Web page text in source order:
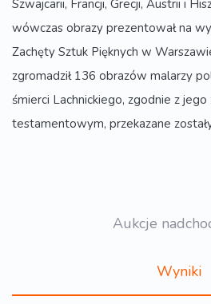
Szwajcarii, Francji, Grecji, Austrii i
wówczas obrazy prezentował na
Zachęty Sztuk Pięknych w
zgromadził 136 obrazów malarzy
śmierci Lachnickiego, zgodnie z jego
testamentowym, przekazane
Aukcje
Wyniki